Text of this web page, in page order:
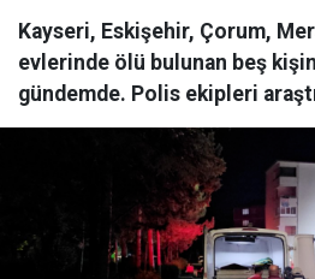
Kayseri, Eskişehir, Çorum,
evlerinde ölü bulunan beş
gündemde. Polis ekipleri